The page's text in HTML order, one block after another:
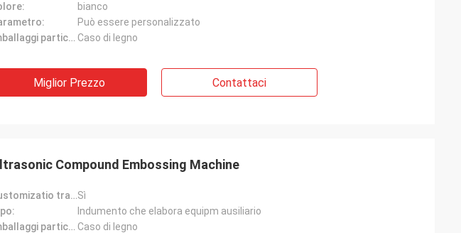
bianco
Può essere personalizzato
Imballaggi particolari: Caso di legno
Miglior Prezzo Contattaci
Compound Embossing Machine
Customizatio trattato:Sì
Indumento che elabora equipm ausiliario
Imballaggi particolari: Caso di legno